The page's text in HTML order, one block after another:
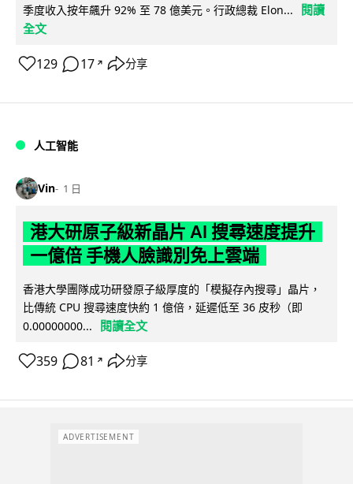
季度收入按年飆升 92% 至 78 億美元。行政總裁 Elon...
閱讀
全文
129 17 ↗ 分享
人工智能
Vin 1 日
港大研原子級新晶片 AI 搜尋速度提升
一億倍 手機人臉識別免上雲端
香港大學團隊成功研發原子級厚度的「模擬存內搜尋」晶片，
比傳統 CPU 搜尋速度快約 1 億倍，延遲低至 36 皮秒（即
0.00000000...
閱讀全文
359 81 ↗ 分享
ADVERTISEMENT